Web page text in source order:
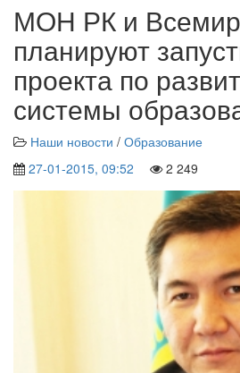
МОН РК и
планируют
проекта по
системы
Наши новости / Образование
27-01-2015, 09:52
2 249